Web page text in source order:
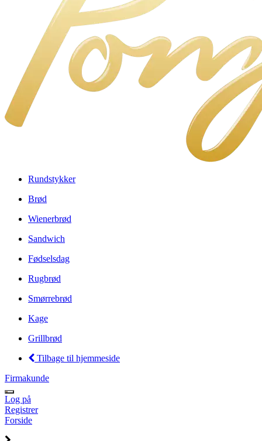
Rundstykker
Brød
Wienerbrød
Sandwich
Fødselsdag
Rugbrød
Smørrebrød
Kage
Grillbrød
Tilbage til hjemmeside
Firmakunde
Log på
Registrer
Forside